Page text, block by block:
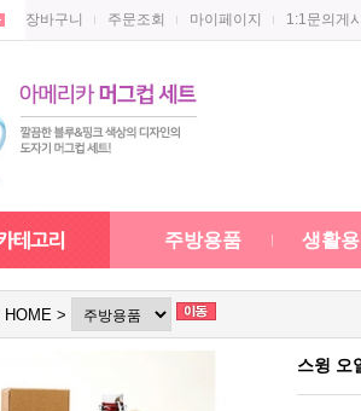
장바구니 주문조회 마이페이지 1:1문의게
주방용품 생활
HOME >
스윙 오